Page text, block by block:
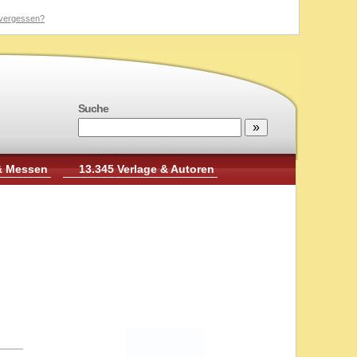
Suche
Messen 13.345 Verlage & Autoren